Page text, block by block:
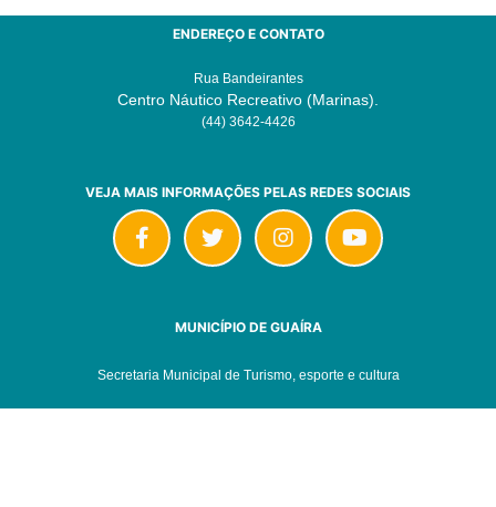
ENDEREÇO E CONTATO
Rua Bandeirantes
Centro Náutico Recreativo (Marinas).
(44) 3642-4426
VEJA MAIS INFORMAÇÕES PELAS REDES SOCIAIS
MUNICÍPIO DE GUAÍRA
Secretaria Municipal de Turismo, esporte e cultura